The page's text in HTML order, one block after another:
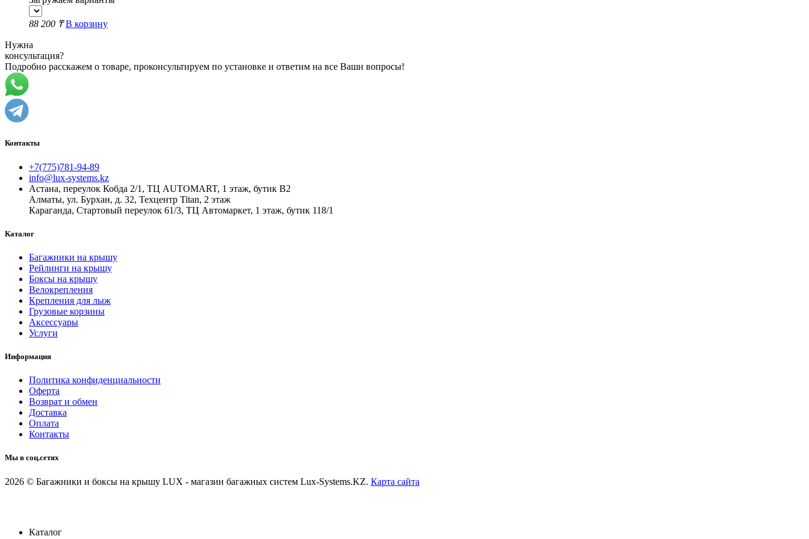
88 200 ₸ В корзину
Нужна
консультация?
Подробно расскажем о товаре, проконсультируем по установке и ответим на все Ваши вопросы!
Контакты
+7(775)781-94-89
info@lux-systems.kz
Астана, переулок Кобда 2/1, ТЦ AUTOMART, 1 этаж, бутик B2
Алматы, ул. Бурхан, д. 32, Техцентр Titan, 2 этаж
Караганда, Стартовый переулок 61/3, ТЦ Автомаркет, 1 этаж, бутик 118/1
Каталог
Багажники на крышу
Рейлинги на крышу
Боксы на крышу
Велокрепления
Крепления для лыж
Грузовые корзины
Аксессуары
Услуги
Информация
Политика конфиденциальности
Оферта
Возврат и обмен
Доставка
Оплата
Контакты
Мы в соц.сетях
2026 © Багажники и боксы на крышу LUX - магазин багажных систем Lux-Systems.KZ. Карта сайта
Каталог